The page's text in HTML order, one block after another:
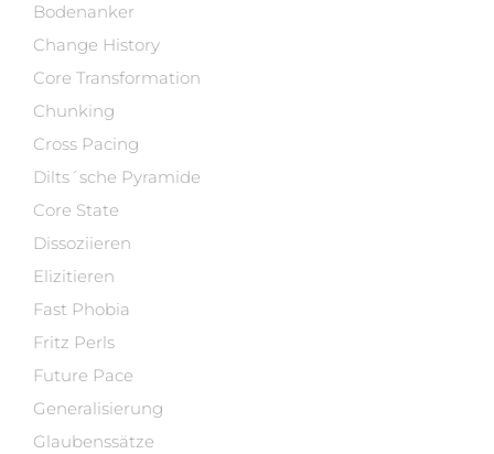
Bodenanker
Change History
Core Transformation
Chunking
Cross Pacing
Dilts´sche Pyramide
Core State
Dissoziieren
Elizitieren
Fast Phobia
Fritz Perls
Future Pace
Generalisierung
Glaubenssätze